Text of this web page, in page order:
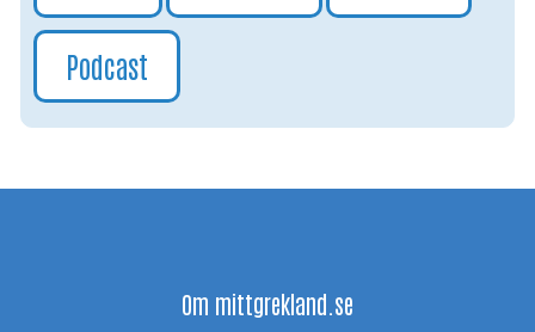
Podcast
Om mittgrekland.se